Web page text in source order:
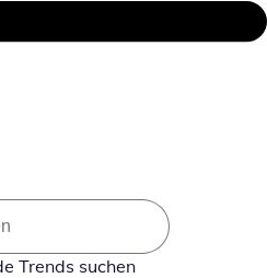
Trends suchen